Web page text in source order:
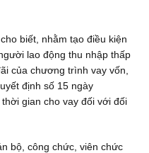
biết, nhằm tạo điều kiện
lao động thu nhập thấp
của chương trình vay vốn,
định số 15 ngày
gian cho vay đối với đối
bộ, công chức, viên chức